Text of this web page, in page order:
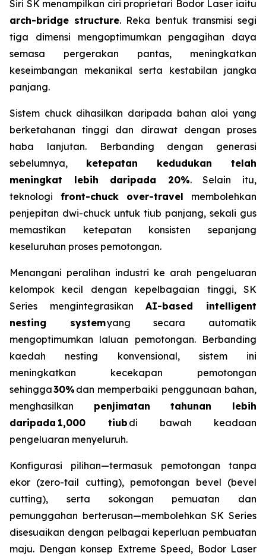
Siri SK menampilkan ciri proprietari Bodor Laser iaitu
arch-bridge structure. Reka bentuk transmisi segi
tiga dimensi mengoptimumkan pengagihan daya
semasa pergerakan pantas, meningkatkan
keseimbangan mekanikal serta kestabilan jangka
panjang.
Sistem chuck dihasilkan daripada bahan aloi yang
berketahanan tinggi dan dirawat dengan proses
haba lanjutan. Berbanding dengan generasi
sebelumnya, ketepatan kedudukan telah
meningkat lebih daripada 20%. Selain itu,
teknologi front-chuck over-travel membolehkan
penjepitan dwi-chuck untuk tiub panjang, sekali gus
memastikan ketepatan konsisten sepanjang
keseluruhan proses pemotongan.
Menangani peralihan industri ke arah pengeluaran
kelompok kecil dengan kepelbagaian tinggi, SK
Series mengintegrasikanAI-based intelligent
nesting systemyang secara automatik
mengoptimumkan laluan pemotongan. Berbanding
kaedah nesting konvensional, sistem ini
meningkatkan kecekapan pemotongan
sehingga30% dan memperbaiki penggunaan bahan,
menghasilkan penjimatan tahunan lebih
daripada 1,000 tiub di bawah keadaan
pengeluaran menyeluruh.
Konfigurasi pilihan—termasuk pemotongan tanpa
ekor (zero-tail cutting), pemotongan bevel (bevel
cutting), serta sokongan pemuatan dan
pemunggahan berterusan—membolehkan SK Series
disesuaikan dengan pelbagai keperluan pembuatan
maju. Dengan konsep Extreme Speed, Bodor Laser